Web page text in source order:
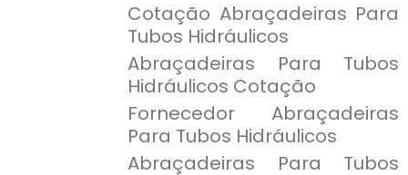
Cotação Abraçadeiras Para
Tubos Hidráulicos
Abraçadeiras Para Tubos
Hidráulicos Cotação
Fornecedor Abraçadeiras
Para Tubos Hidráulicos
Abraçadeiras Para Tubos